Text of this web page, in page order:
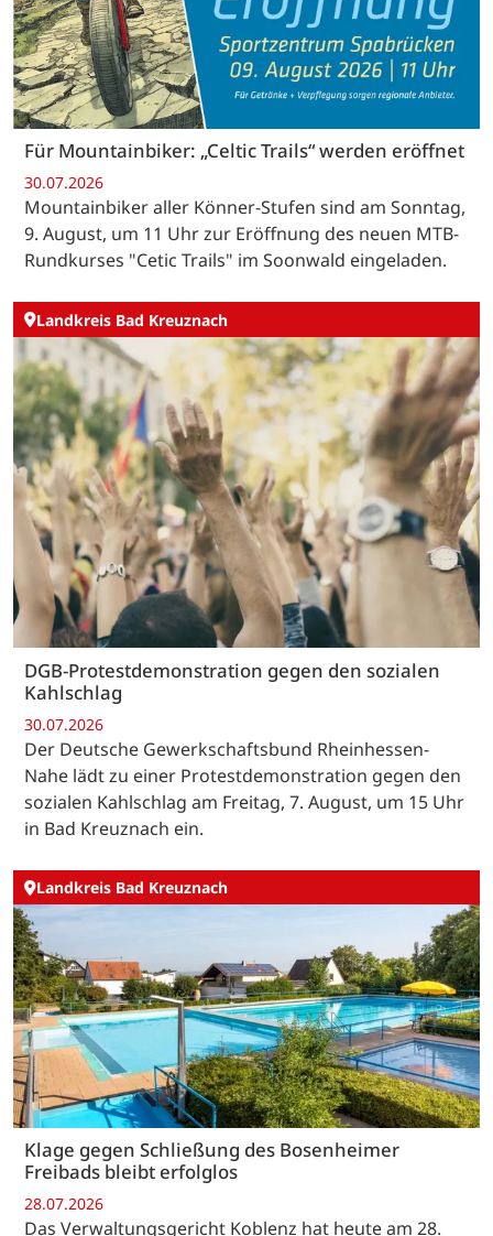
Für Mountainbiker: „Celtic Trails“ werden eröffnet
30.07.2026
Mountainbiker aller Könner-Stufen sind am Sonntag,
9. August, um 11 Uhr zur Eröffnung des neuen MTB-
Rundkurses "Cetic Trails" im Soonwald eingeladen.
Landkreis Bad Kreuznach
DGB-Protestdemonstration gegen den sozialen
Kahlschlag
30.07.2026
Der Deutsche Gewerkschaftsbund Rheinhessen-
Nahe lädt zu einer Protestdemonstration gegen den
sozialen Kahlschlag am Freitag, 7. August, um 15 Uhr
in Bad Kreuznach ein.
Landkreis Bad Kreuznach
Klage gegen Schließung des Bosenheimer
Freibads bleibt erfolglos
28.07.2026
Das Verwaltungsgericht Koblenz hat heute am 28.